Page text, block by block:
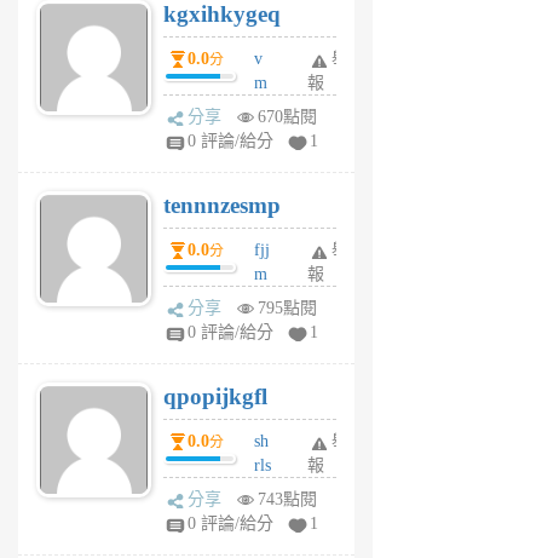
6
個
月
前
kgxihkygeq
0.0分
v
m
sg
sr
6
個
月
前
舉
報
分享
670點閱
0 評論/給分
1
tennnzesmp
0.0分
fjj
m
w
rs
6
個
月
前
舉
報
分享
795點閱
0 評論/給分
1
qpopijkgfl
0.0分
sh
rls
k
m
舉
報
分享
743點閱
0 評論/給分
1